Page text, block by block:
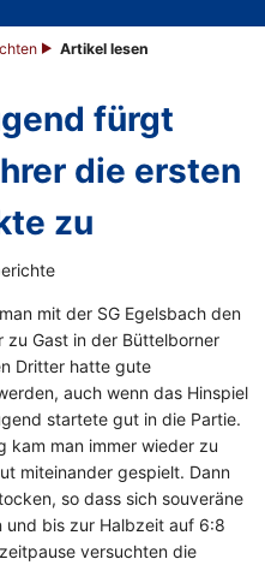
Artikel lesen
fürgt
die ersten
zu
mit der SG Egelsbach den
Gast in der Büttelborner
Dritter hatte gute
auch wenn das Hinspiel
startete gut in die Partie.
kam man immer wieder zu
miteinander gespielt. Dann
so dass sich souveräne
und bis zur Halbzeit auf 6:8
versuchten die